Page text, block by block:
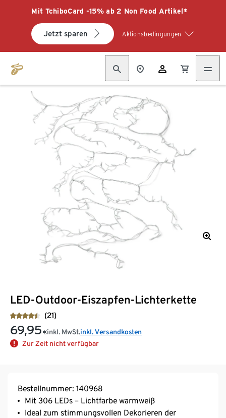
Mit TchiboCard -15% ab 2 Non Food Artikel*
Jetzt sparen Aktionsbedingungen
LED-Outdoor-Eiszapfen-Lichterkette
(21)
69,95 €inkl. MwSt.inkl. Versandkosten
Zur Zeit nicht verfügbar
Bestellnummer: 140968
Mit 306 LEDs – Lichtfarbe warmweiß
Ideal zum stimmungsvollen Dekorieren der